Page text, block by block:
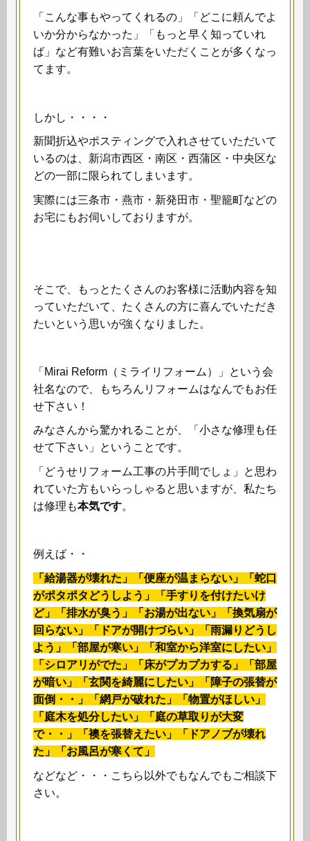
「こんな事もやってくれるの」「どこに頼んでよ
いか分からなかった」「もっと早く知っていれ
ば」など有難いお言葉をいただくことが多くなっ
てます。
しかし・・・・
新聞折込やポスティングで入れさせていただいて
いるのは、新潟市西区・南区・西蒲区・中央区な
どの一部に限られてしまいます。
実際には三条市・燕市・新発田市・聖籠町などの
お宅にもお伺いしておりますが。
そこで、もっとたくさんのお客様に活動内容を知
っていただいて、たくさんの方に喜んでいただき
たいという思いが強くなりました。
「Mirai Reform（ミライリフォーム）」という会
社名なので、もちろんリフォームはなんでもお任
せ下さい！
みなさんから驚かれることが、「小さな修理も任
せて下さい」ということです。
「どうせリフォーム工事の片手間でしょ」と思わ
れていた方もいらっしゃると思いますが、私たち
は修理も本気です。
例えば・・
「給湯器が壊れた」「便座が温まらない」「蛇口
がポタポタどうしよう」「手すりを付けたいけ
ど」「排水が臭う」「お湯が出ない」「換気扇が
回らない」「ドアが開けづらい」「雨漏りどうし
よう」「部屋が寒い」「和室から洋室にしたい」
「シロアリがでた」「床がプカプカする」「部屋
が暗い」「玄関を綺麗にしたい」「障子の張替が
面倒・・」「網戸が破れた」「物置がほしい」
「庭木を処分したい」「庭の草取りが大変
で・・」「襖を張替えたい」「ドアノブが壊れ
た」「お風呂が寒くて」
などなど・・・こちら以外でもなんでもご相談下
さい。